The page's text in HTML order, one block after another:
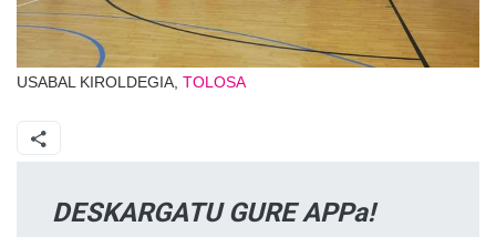
USABAL KIROLDEGIA, TOLOSA
DESKARGATU GURE APPa!